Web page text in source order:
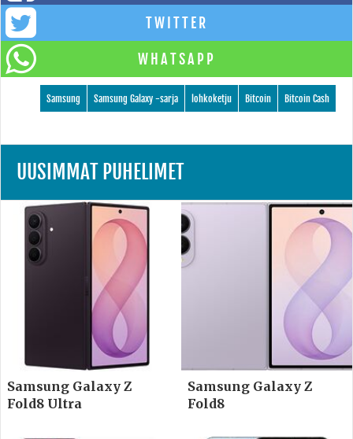
TWITTER
WHATSAPP
Bitcoin Cash
Bitcoin
lohkoketju
Samsung Galaxy -sarja
Samsung
UUSIMMAT PUHELIMET
Samsung Galaxy Z
Fold8 Ultra
Samsung Galaxy Z
Fold8